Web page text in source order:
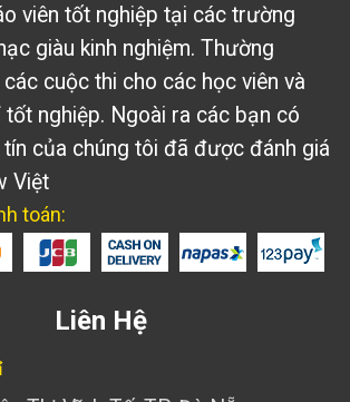
viên tốt nghiệp tại các trường
giàu kinh nghiệm. Thường
cuộc thi cho các học viên và
nghiệp. Ngoài ra các bạn có
của chúng tôi đã được đánh giá
Việt
toán:
Liên Hệ